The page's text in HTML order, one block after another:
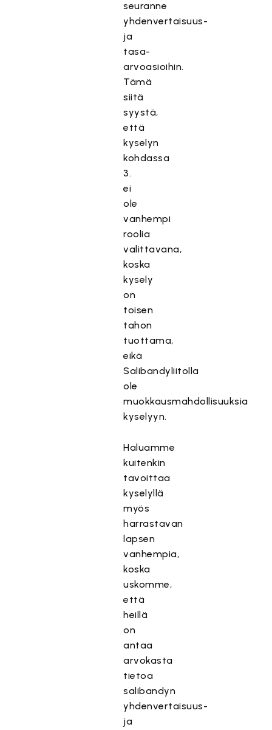
seuranne
yhdenvertaisuus-
ja
tasa-
arvoasioihin.
Tämä
siitä
syystä,
että
kyselyn
kohdassa
3.
ei
ole
vanhempi
roolia
valittavana,
koska
kysely
on
toisen
tahon
tuottama,
eikä
Salibandyliitolla
ole
muokkausmahdollisuuksia
kyselyyn.
Haluamme
kuitenkin
tavoittaa
kyselyllä
myös
harrastavan
lapsen
vanhempia,
koska
uskomme,
että
heillä
on
antaa
arvokasta
tietoa
salibandyn
yhdenvertaisuus-
ja